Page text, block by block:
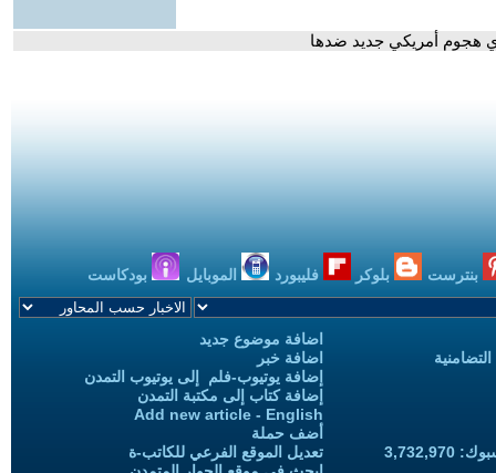
هجوم أمريكي جديد ضدها
بنترست بلوكر فليبورد الموبايل بودكاست
اضافة موضوع جديد
اضافة خبر
إضافة يوتيوب-فلم إلى يوتيوب التمدن
إضافة كتاب إلى مكتبة التمدن
Add new article - English
أضف حملة
تعديل الموقع الفرعي للكاتب-ة